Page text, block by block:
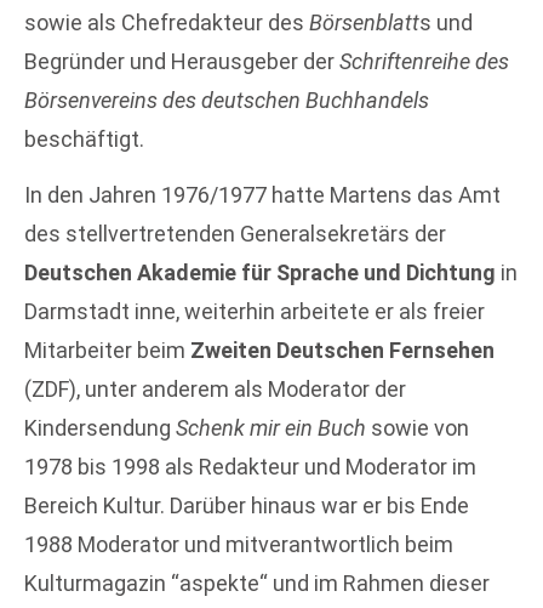
sowie als Chefredakteur des Börsenblatts und
Begründer und Herausgeber derSchriftenreihe des
Börsenvereins des deutschen Buchhandels
beschäftigt.
In den Jahren 1976/1977 hatte Martens das Amt
des stellvertretenden Generalsekretärs der
Deutschen Akademie für Sprache und Dichtung in
Darmstadt inne, weiterhin arbeitete er als freier
Mitarbeiter beim Zweiten Deutschen Fernsehen
(ZDF), unter anderem als Moderator der
Kindersendung Schenk mir ein Buch sowie von
1978 bis 1998 als Redakteur und Moderator im
Bereich Kultur. Darüber hinaus war er bis Ende
1988 Moderator und mitverantwortlich beim
Kulturmagazin “aspekte“ und im Rahmen dieser